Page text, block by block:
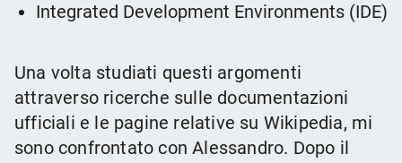
Integrated Development Environments (IDE)
Una volta studiati questi argomenti
attraverso ricerche sulle documentazioni
ufficiali e le pagine relative su Wikipedia, mi
sono confrontato con Alessandro. Dopo il